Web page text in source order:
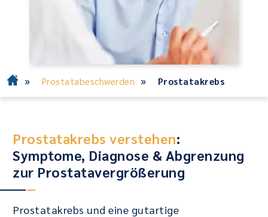
» Prostatabeschwerden » Prostatakrebs
Prostatakrebs verstehen:
Symptome, Diagnose & Abgrenzung
zur Prostatavergrößerung
Prostatakrebs und eine gutartige